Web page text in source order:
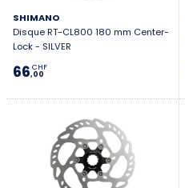
SHIMANO
Disque RT-CL800 180 mm Center-
Lock - SILVER
66,00
CHF